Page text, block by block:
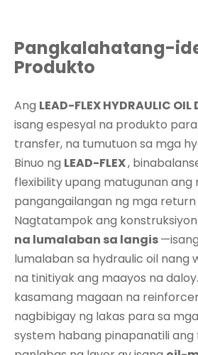
Pangkalahatang-
Produkto
Ang LEAD-FLEX HYDRAULIC OIL
isang espesyal na produkto
transfer, na tumutuon sa mga
Binuo ng LEAD-FLEX,
flexibility upang matugunan
pangangailangan ng mga return
Nagtatampok ang
na lumalaban sa langis
lumalaban sa hydraulic oil nang
na tinitiyak ang maayos na
kasamang magaan na
nagbibigay ng lakas para sa
system habang pinapanatili ang